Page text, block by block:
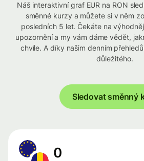
Náš interaktivní graf EUR na RON
směnné kurzy a můžete si v něm
posledních 5 let. Čekáte na
upozornění a my vám dáme vědět,
chvíle. A díky našim denním
důležitého.
Sledovat směnný
0